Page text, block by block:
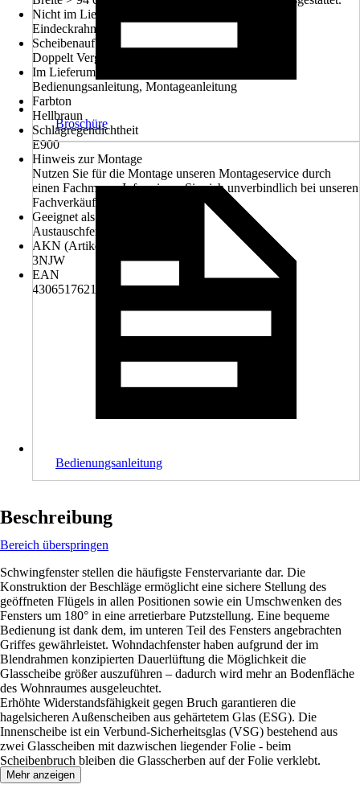
Nicht im Lieferumfang enthalten
Eindeckrahmen
Scheibenaufbau
Doppelt Verglast
Im Lieferumfang enthalten
Bedienungsanleitung, Montageanleitung
Farbton
Hellbraun
Schlagregendichtheit
E900
Hinweis zur Montage
Nutzen Sie für die Montage unseren Montageservice durch
einen Fachmann. Informieren Sie sich unverbindlich bei unseren
Fachverkäufern im Markt.
Geeignet als
Austauschfenster
AKN (Artikelkurznummer)
3NJW
EAN
4306517621360
Broschüre
Bedienungsanleitung
Beschreibung
Bereich überspringen
Schwingfenster stellen die häufigste Fenstervariante dar. Die
Konstruktion der Beschläge ermöglicht eine sichere Stellung des
geöffneten Flügels in allen Positionen sowie ein Umschwenken des
Fensters um 180° in eine arretierbare Putzstellung. Eine bequeme
Bedienung ist dank dem, im unteren Teil des Fensters angebrachten
Griffes gewährleistet. Wohndachfenster haben aufgrund der im
Blendrahmen konzipierten Dauerlüftung die Möglichkeit die
Glasscheibe größer auszuführen – dadurch wird mehr an Bodenfläche
des Wohnraumes ausgeleuchtet.
Erhöhte Widerstandsfähigkeit gegen Bruch garantieren die
hagelsicheren Außenscheiben aus gehärtetem Glas (ESG). Die
Innenscheibe ist ein Verbund-Sicherheitsglas (VSG) bestehend aus
zwei Glasscheiben mit dazwischen liegender Folie - beim
Scheibenbruch bleiben die Glasscherben auf der Folie verklebt.
Mehr anzeigen